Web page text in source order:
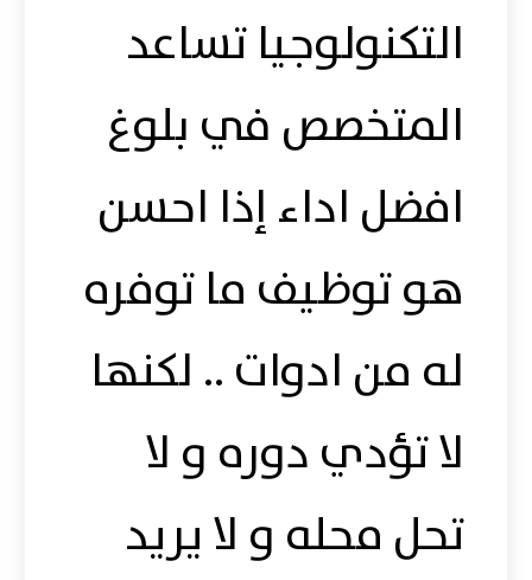
التكنولوجيا تساعد
المتخصص في بلوغ
افضل اداء إذا احسن
هو توظيف ما توفره
له من ادوات .. لكنها
لا تؤدي دوره و لا
تحل محله و لا يريد